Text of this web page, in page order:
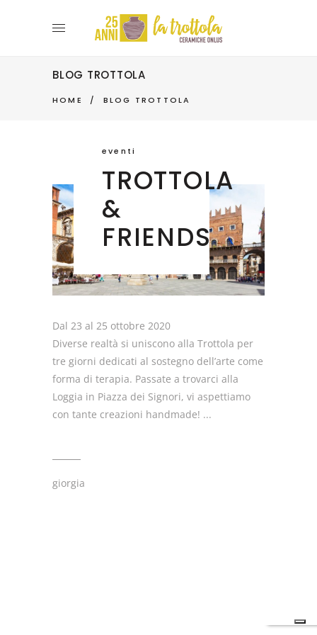
BLOG TROTTOLA
HOME / BLOG TROTTOLA
eventi
TROTTOLA
&
FRIENDS
Dal 23 al 25 ottobre 2020
Diverse realtà si uniscono alla Trottola per
tre giorni dedicati al sostegno dell’arte come
forma di terapia. Passate a trovarci alla
Loggia in Piazza dei Signori, vi aspettiamo
con tante creazioni handmade!
giorgia